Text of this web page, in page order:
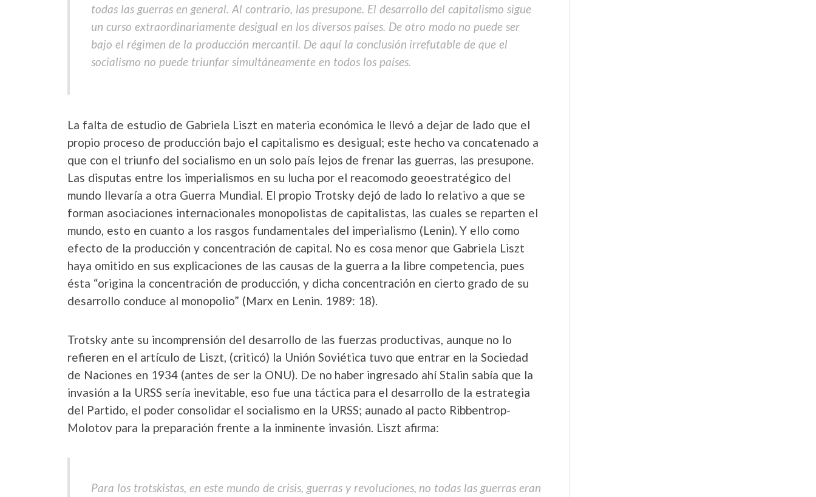
todas las guerras en general. Al contrario, las presupone. El desarrollo del capitalismo sigue
un curso extraordinariamente desigual en los diversos países. De otro modo no puede ser
bajo el régimen de la producción mercantil. De aquí la conclusión irrefutable de que el
socialismo no puede triunfar simultáneamente en todos los países.
La falta de estudio de Gabriela Liszt en materia económica le llevó a dejar de lado que el
propio proceso de producción bajo el capitalismo es desigual; este hecho va concatenado a
que con el triunfo del socialismo en un solo país lejos de frenar las guerras, las presupone.
Las disputas entre los imperialismos en su lucha por el reacomodo geoestratégico del
mundo llevaría a otra Guerra Mundial. El propio Trotsky dejó de lado lo relativo a que se
forman asociaciones internacionales monopolistas de capitalistas, las cuales se reparten el
mundo, esto en cuanto a los rasgos fundamentales del imperialismo (Lenin). Y ello como
efecto de la producción y concentración de capital. No es cosa menor que Gabriela Liszt
haya omitido en sus explicaciones de las causas de la guerra a la libre competencia, pues
ésta “origina la concentración de producción, y dicha concentración en cierto grado de su
desarrollo conduce al monopolio” (Marx en Lenin. 1989: 18).
Trotsky ante su incomprensión del desarrollo de las fuerzas productivas, aunque no lo
refieren en el artículo de Liszt, (criticó) la Unión Soviética tuvo que entrar en la Sociedad
de Naciones en 1934 (antes de ser la ONU). De no haber ingresado ahí Stalin sabía que la
invasión a la URSS sería inevitable, eso fue una táctica para el desarrollo de la estrategia
del Partido, el poder consolidar el socialismo en la URSS; aunado al pacto Ribbentrop-
Molotov para la preparación frente a la inminente invasión. Liszt afirma:
Para los trotskistas, en este mundo de crisis, guerras y revoluciones, no todas las guerras eran